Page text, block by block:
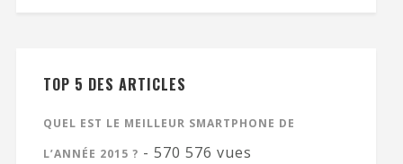
TOP 5 DES ARTICLES
QUEL EST LE MEILLEUR SMARTPHONE DE
L’ANNÉE 2015 ? - 570 576 vues